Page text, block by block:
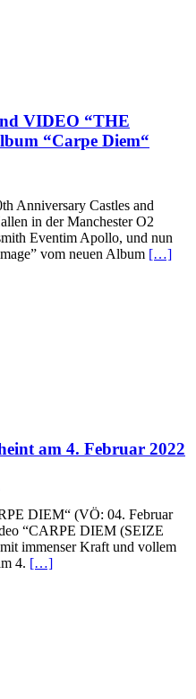
VIDEO “THE
“Carpe Diem“
Anniversary Castles and
in der Manchester O2
Eventim Apollo, und nun
vom neuen Album […]
am 4. Februar 2022
DIEM“ (VÖ: 04. Februar
“CARPE DIEM (SEIZE
immenser Kraft und vollem
4. […]